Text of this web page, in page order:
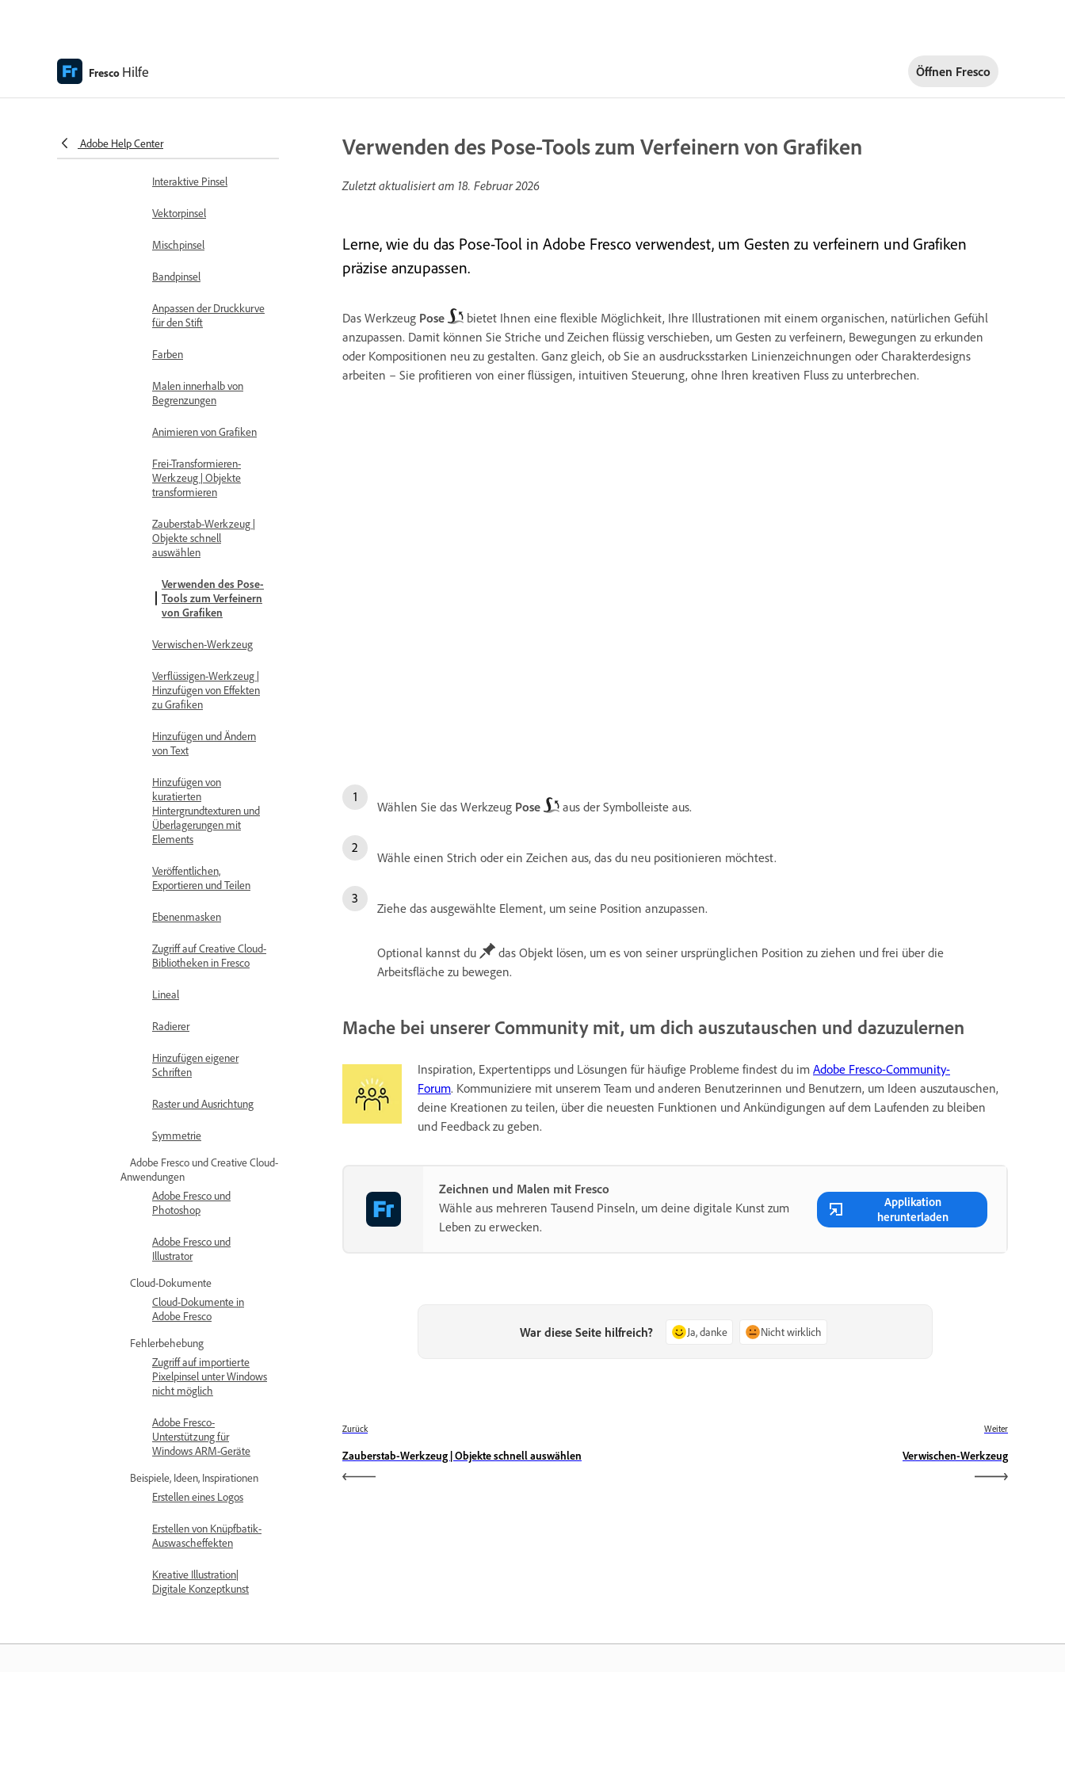
Fresco Hilfe Öffnen Fresco
Adobe Help CenterPixelpinsel
Interaktive Pinsel
Vektorpinsel
Mischpinsel
Bandpinsel
Anpassen der Druckkurve
für den Stift
Farben
Malen innerhalb von
Begrenzungen
Animieren von Grafiken
Frei-Transformieren-
Werkzeug | Objekte
transformieren
Zauberstab-Werkzeug |
Objekte schnell
auswählen
Verwenden des Pose-
Tools zum Verfeinern
von Grafiken
Verwischen-Werkzeug
Verflüssigen-Werkzeug |
Hinzufügen von Effekten
zu Grafiken
Hinzufügen und Ändern
von Text
Hinzufügen von
kuratierten
Hintergrundtexturen und
Überlagerungen mit
Elements
Veröffentlichen,
Exportieren und Teilen
Ebenenmasken
Zugriff auf Creative Cloud-
Bibliotheken in Fresco
Lineal
Radierer
Hinzufügen eigener
Schriften
Raster und Ausrichtung
Symmetrie
Adobe Fresco und Creative Cloud-
Anwendungen
Adobe Fresco und
Photoshop
Adobe Fresco und
Illustrator
Cloud-Dokumente
Cloud-Dokumente in
Adobe Fresco
Fehlerbehebung
Zugriff auf importierte
Pixelpinsel unter Windows
nicht möglich
Adobe Fresco-
Unterstützung für
Windows ARM-Geräte
Beispiele, Ideen, Inspirationen
Erstellen eines Logos
Erstellen von Knüpfbatik-
Auswascheffekten
Kreative Illustration|
Digitale Konzeptkunst
Verwenden des Pose-Tools zum Verfeinern von Grafiken
Zuletzt aktualisiert am 18. Februar 2026
Lerne, wie du das Pose-Tool in Adobe Fresco verwendest, um Gesten zu verfeinern und Grafiken
präzise anzupassen.
Das Werkzeug Pose
bietet Ihnen eine flexible Möglichkeit, Ihre Illustrationen mit einem organischen, natürlichen Gefühl
anzupassen. Damit können Sie Striche und Zeichen flüssig verschieben, um Gesten zu verfeinern, Bewegungen zu erkunden
oder Kompositionen neu zu gestalten. Ganz gleich, ob Sie an ausdrucksstarken Linienzeichnungen oder Charakterdesigns
arbeiten – Sie profitieren von einer flüssigen, intuitiven Steuerung, ohne Ihren kreativen Fluss zu unterbrechen.
Wählen Sie das Werkzeug Pose aus der Symbolleiste aus.
Wähle einen Strich oder ein Zeichen aus, das du neu positionieren möchtest.
Ziehe das ausgewählte Element, um seine Position anzupassen.
Optional kannst du
das Objekt lösen, um es von seiner ursprünglichen Position zu ziehen und frei über die
Arbeitsfläche zu bewegen.
Mache bei unserer Community mit, um dich auszutauschen und dazuzulernen
Inspiration, Expertentipps und Lösungen für häufige Probleme findest du im Adobe Fresco-Community-
Forum. Kommuniziere mit unserem Team und anderen Benutzerinnen und Benutzern, um Ideen auszutauschen,
deine Kreationen zu teilen, über die neuesten Funktionen und Ankündigungen auf dem Laufenden zu bleiben
und Feedback zu geben.
Zeichnen und Malen mit Fresco
Wähle aus mehreren Tausend Pinseln, um deine digitale Kunst zum
Leben zu erwecken.
Applikation
herunterladen
War diese Seite hilfreich? Ja, danke Nicht wirklich
Zurück
Zauberstab-Werkzeug | Objekte schnell auswählen
Weiter
Verwischen-Werkzeug